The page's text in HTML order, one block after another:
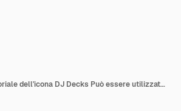
Immagine vettoriale dell'icona DJ Decks Può essere utilizzata per lo strumento